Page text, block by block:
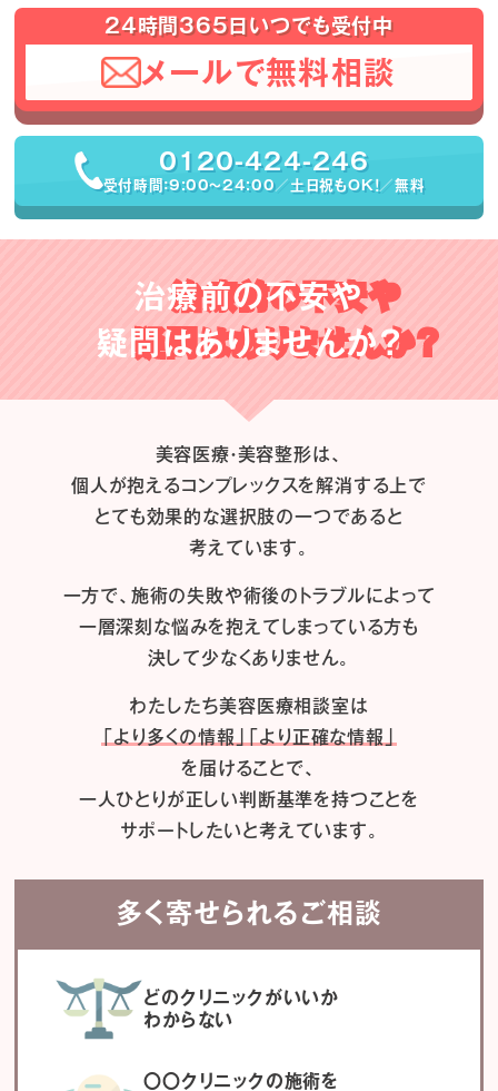
24時間365日いつでも受付中
メールで無料相談
0120-424-246
受付時間：9:00〜24:00／土日祝もOK！／無料
治療前の不安や
疑問はありませんか？
美容医療・美容整形は、
個人が抱えるコンプレックスを解消する上で
とても効果的な選択肢の一つであると
考えています。
一方で、施術の失敗や術後のトラブルによって
一層深刻な悩みを抱えてしまっている方も
決して少なくありません。
わたしたち美容医療相談室は
「より多くの情報」「より正確な情報」
を届けることで、
一人ひとりが正しい判断基準を持つことを
サポートしたいと考えています。
多く寄せられるご相談
どのクリニックがいいか
わからない
〇〇クリニックの施術を